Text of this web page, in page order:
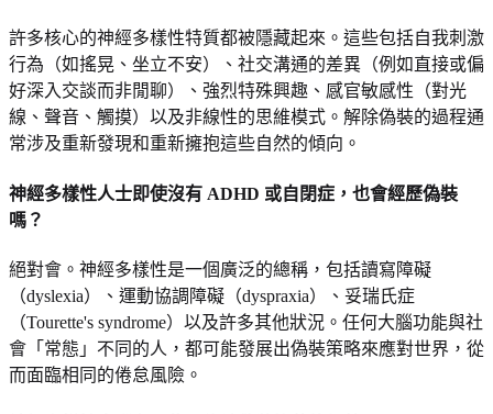
許多核心的神經多樣性特質都被隱藏起來。這些包括自我刺激
行為（如搖晃、坐立不安）、社交溝通的差異（例如直接或偏
好深入交談而非閒聊）、強烈特殊興趣、感官敏感性（對光
線、聲音、觸摸）以及非線性的思維模式。解除偽裝的過程通
常涉及重新發現和重新擁抱這些自然的傾向。
神經多樣性人士即使沒有 ADHD 或自閉症，也會經歷偽裝
嗎？
絕對會。神經多樣性是一個廣泛的總稱，包括讀寫障礙
（dyslexia）、運動協調障礙（dyspraxia）、妥瑞氏症
（Tourette's syndrome）以及許多其他狀況。任何大腦功能與社
會「常態」不同的人，都可能發展出偽裝策略來應對世界，從
而面臨相同的倦怠風險。